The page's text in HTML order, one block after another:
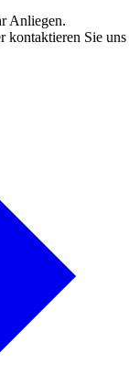
Anliegen.
kontaktieren Sie uns